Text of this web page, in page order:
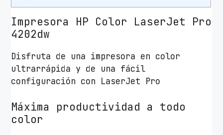
L
a
s
r
J
e
P
r
Impresora HP Color LaserJet Pro
4202dw
Disfruta de una impresora en color
ultrarrápida y de una fácil
configuración con LaserJet Pro
Máxima productividad a todo
color